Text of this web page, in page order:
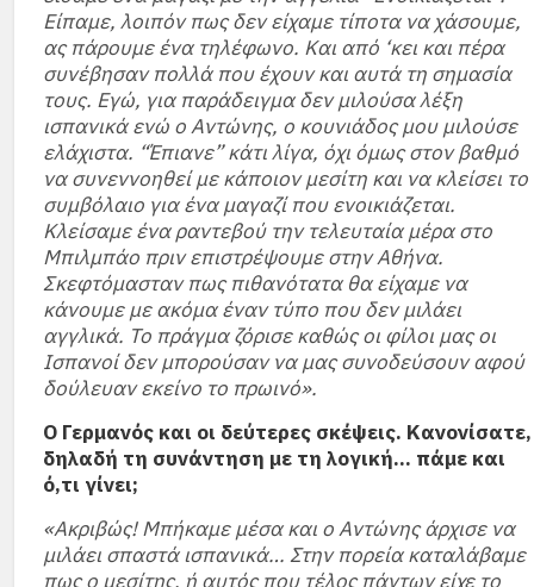
Είπαμε, λοιπόν πως δεν είχαμε τίποτα να χάσουμε,
ας πάρουμε ένα τηλέφωνο. Και από ‘κει και πέρα
συνέβησαν πολλά που έχουν και αυτά τη σημασία
τους. Εγώ, για παράδειγμα δεν μιλούσα λέξη
ισπανικά ενώ ο Αντώνης, ο κουνιάδος μου μιλούσε
ελάχιστα. “Έπιανε” κάτι λίγα, όχι όμως στον βαθμό
να συνεννοηθεί με κάποιον μεσίτη και να κλείσει το
συμβόλαιο για ένα μαγαζί που ενοικιάζεται.
Κλείσαμε ένα ραντεβού την τελευταία μέρα στο
Μπιλμπάο πριν επιστρέψουμε στην Αθήνα.
Σκεφτόμασταν πως πιθανότατα θα είχαμε να
κάνουμε με ακόμα έναν τύπο που δεν μιλάει
αγγλικά. Το πράγμα ζόρισε καθώς οι φίλοι μας οι
Ισπανοί δεν μπορούσαν να μας συνοδεύσουν αφού
δούλευαν εκείνο το πρωινό».
Ο Γερμανός και οι δεύτερες σκέψεις. Κανονίσατε,
δηλαδή τη συνάντηση με τη λογική… πάμε και
ό,τι γίνει;
«Ακριβώς! Μπήκαμε μέσα και ο Αντώνης άρχισε να
μιλάει σπαστά ισπανικά… Στην πορεία καταλάβαμε
πως ο μεσίτης, ή αυτός που τέλος πάντων είχε το